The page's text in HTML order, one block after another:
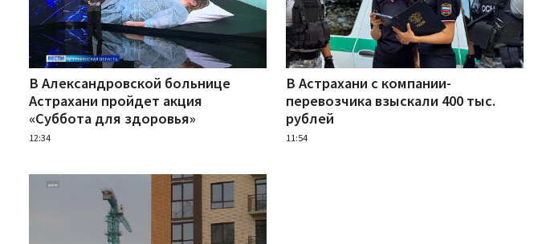
В Александровской больнице
Астрахани пройдет акция
«Суббота для здоровья»
12:34
В Астрахани с компании-
перевозчика взыскали 400 тыс.
рублей
11:54